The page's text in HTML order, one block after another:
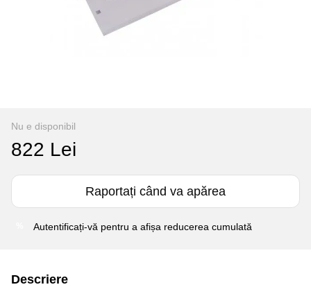
Nu e disponibil
822 Lei
Raportați când va apărea
Autentificați-vă pentru a afișa reducerea cumulată
Descriere